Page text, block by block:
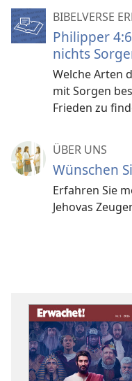
BIBELVERSE
Philipper
nichts
Welche Arten
mit Sorgen
Frieden zu
ÜBER UNS
Wünschen
Erfahren Sie
Jehovas